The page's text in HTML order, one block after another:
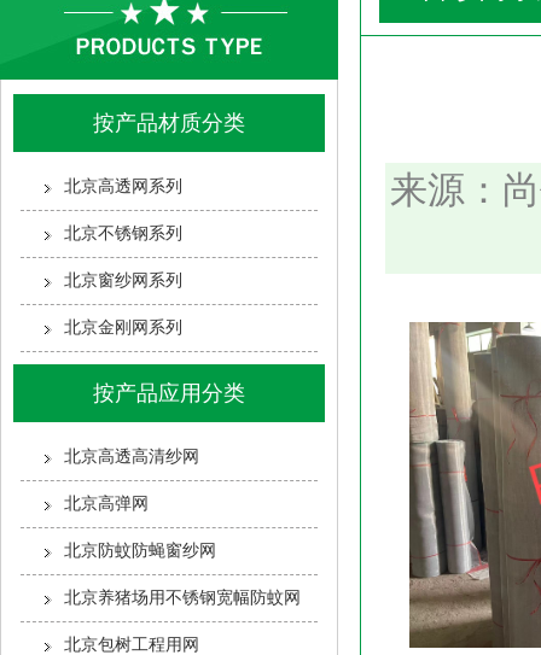
按产品材质分类
北京高透网系列
北京不锈钢系列
北京窗纱网系列
北京金刚网系列
按产品应用分类
北京高透高清纱网
北京高弹网
北京防蚊防蝇窗纱网
北京养猪场用不锈钢宽幅防蚊网
北京包树工程用网
来源：